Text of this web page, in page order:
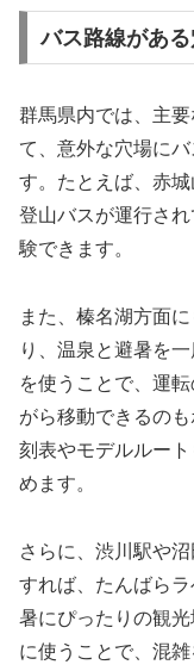
バス路線があ
群馬県内では、主
て、意外な穴場に
す。たとえば、赤
登山バスが運行さ
験できます。
また、榛名湖方面
り、温泉と避暑を
を使うことで、運
がら移動できるの
刻表やモデルルー
めます。
さらに、渋川駅や
すれば、たんばら
暑にぴったりの観
に使うことで、混